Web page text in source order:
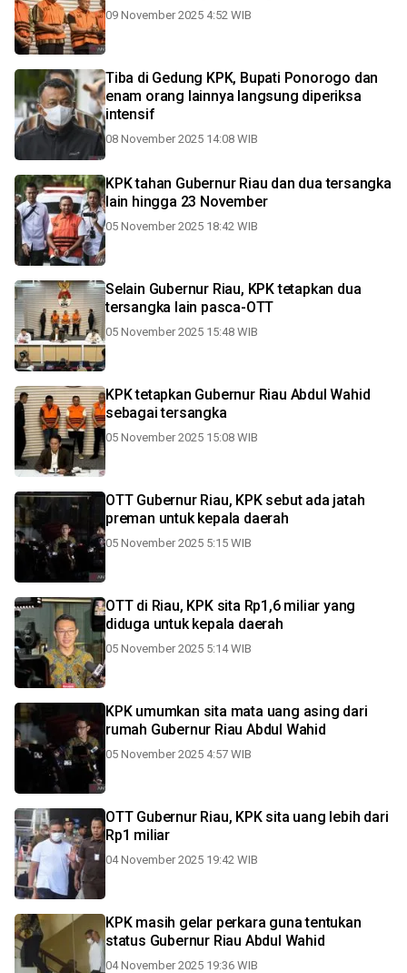
09 November 2025 4:52 WIB
Tiba di Gedung KPK, Bupati Ponorogo dan
enam orang lainnya langsung diperiksa
intensif
08 November 2025 14:08 WIB
KPK tahan Gubernur Riau dan dua tersangka
lain hingga 23 November
05 November 2025 18:42 WIB
Selain Gubernur Riau, KPK tetapkan dua
tersangka lain pasca-OTT
05 November 2025 15:48 WIB
KPK tetapkan Gubernur Riau Abdul Wahid
sebagai tersangka
05 November 2025 15:08 WIB
OTT Gubernur Riau, KPK sebut ada jatah
preman untuk kepala daerah
05 November 2025 5:15 WIB
OTT di Riau, KPK sita Rp1,6 miliar yang
diduga untuk kepala daerah
05 November 2025 5:14 WIB
KPK umumkan sita mata uang asing dari
rumah Gubernur Riau Abdul Wahid
05 November 2025 4:57 WIB
OTT Gubernur Riau, KPK sita uang lebih dari
Rp1 miliar
04 November 2025 19:42 WIB
KPK masih gelar perkara guna tentukan
status Gubernur Riau Abdul Wahid
04 November 2025 19:36 WIB